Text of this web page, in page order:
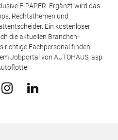
E-PAPER. Ergänzt wird das
Rechtsthemen und
Ein kostenloser
die aktuellen Branchen-
richtige Fachpersonal finden
Jobportal von AUTOHAUS, asp